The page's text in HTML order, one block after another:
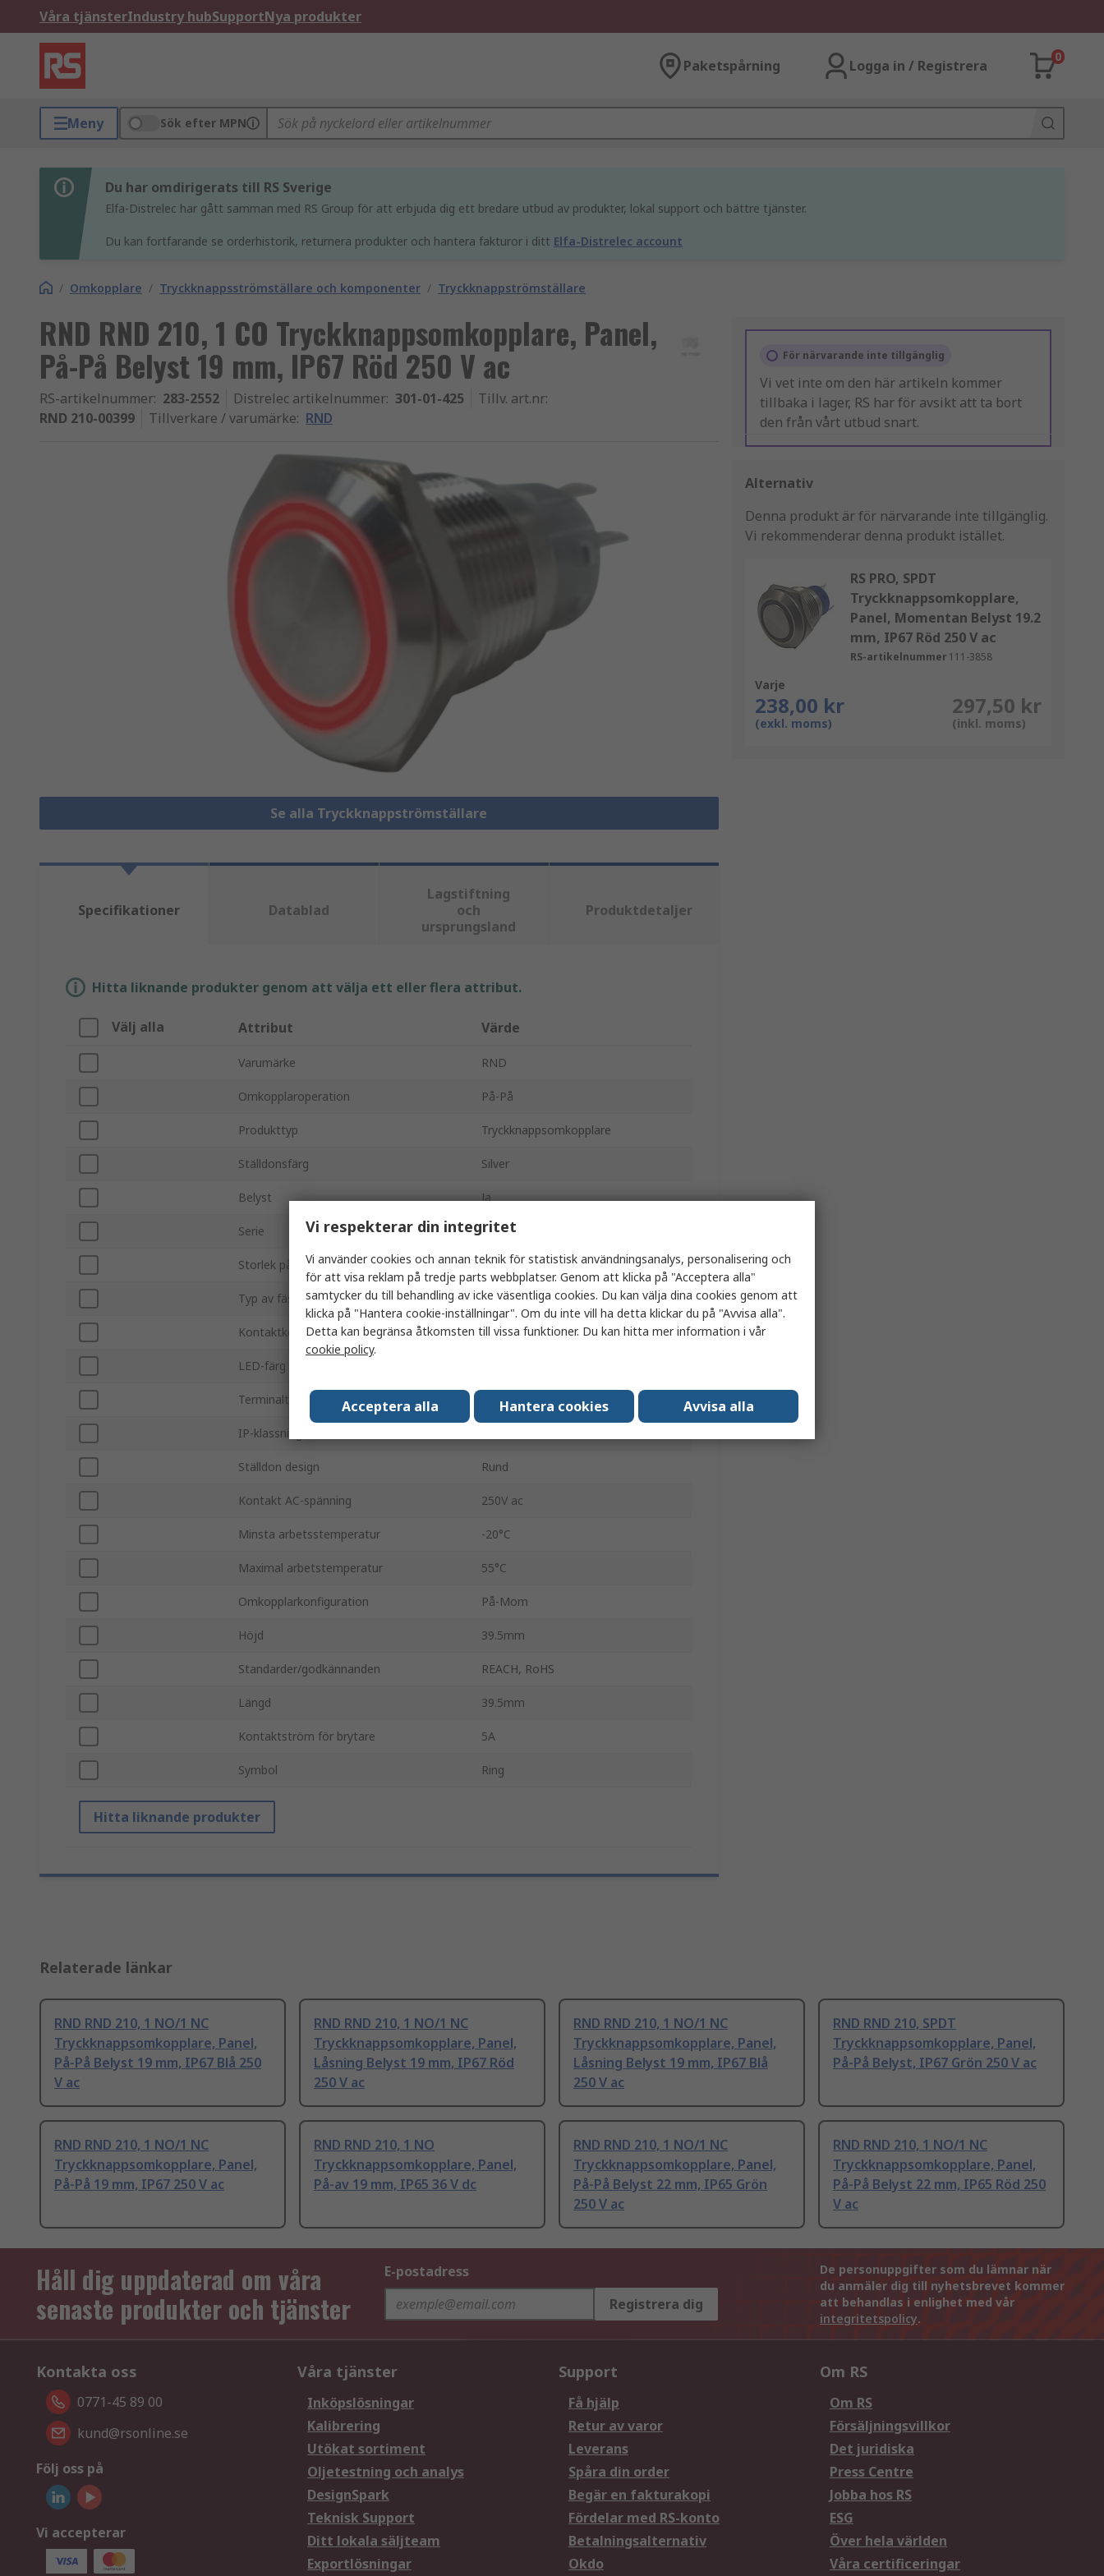
Våra tjänsterIndustry hubSupportNya produkter
Paketspårning Logga in / Registrera
0
Meny Sök efter MPN
Du har omdirigerats till RS Sverige
Elfa-Distrelec har gått samman med RS Group för att erbjuda dig ett bredare utbud av produkter, lokal support och bättre tjänster.
Du kan fortfarande se orderhistorik, returnera produkter och hantera fakturor i ditt Elfa-Distrelec account
/ Omkopplare / Tryckknappsströmställare och komponenter / Tryckknappströmställare
RND RND 210, 1 CO Tryckknappsomkopplare, Panel,
På-På Belyst 19 mm, IP67 Röd 250 V ac
RS-artikelnummer: 283-2552 Distrelec artikelnummer: 301-01-425 Tillv. art.nr:
RND 210-00399
Tillverkare / varumärke: RND
Se alla Tryckknappströmställare
För närvarande inte tillgänglig
Vi vet inte om den här artikeln kommer
tillbaka i lager, RS har för avsikt att ta bort
den från vårt utbud snart.
Alternativ
Denna produkt är för närvarande inte tillgänglig.
Vi rekommenderar denna produkt istället.
RS PRO, SPDT
Tryckknappsomkopplare,
Panel, Momentan Belyst 19.2
mm, IP67 Röd 250 V ac
RS-artikelnummer 111-3858
Varje
238,00 kr
(exkl. moms)
297,50 kr
(inkl. moms)
Specifikationer Datablad
Lagstiftning
och
ursprungsland
Produktdetaljer
Hitta liknande produkter genom att välja ett eller flera attribut.
Välj alla Attribut Värde
Varumärke RND
Omkopplaroperation På-På
Produkttyp Tryckknappsomkopplare
Ställdonsfärg Silver
Belyst Ja
Serie RND 210
Storlek på panelutskärning 19 mm
Typ av fäste Panel
Kontaktkonfiguration 1 CO
LED-färg
Terminaltyp Blad
IP-klassning
Ställdon design Rund
Kontakt AC-spänning 250V ac
Minsta arbetsstemperatur -20°C
Maximal arbetstemperatur 55°C
Omkopplarkonfiguration På-Mom
Höjd 39.5mm
Standarder/godkännanden REACH, RoHS
Längd 39.5mm
Kontaktström för brytare 5A
Symbol Ring
Hitta liknande produkter
Relaterade länkar
RND RND 210, 1 NO/1 NC
Tryckknappsomkopplare, Panel,
På-På Belyst 19 mm, IP67 Blå 250
V ac
RND RND 210, 1 NO/1 NC
Tryckknappsomkopplare, Panel,
Låsning Belyst 19 mm, IP67 Röd
250 V ac
RND RND 210, 1 NO/1 NC
Tryckknappsomkopplare, Panel,
Låsning Belyst 19 mm, IP67 Blå
250 V ac
RND RND 210, SPDT
Tryckknappsomkopplare, Panel,
På-På Belyst, IP67 Grön 250 V ac
RND RND 210, 1 NO/1 NC
Tryckknappsomkopplare, Panel,
På-På 19 mm, IP67 250 V ac
RND RND 210, 1 NO
Tryckknappsomkopplare, Panel,
På-av 19 mm, IP65 36 V dc
RND RND 210, 1 NO/1 NC
Tryckknappsomkopplare, Panel,
På-På Belyst 22 mm, IP65 Grön
250 V ac
RND RND 210, 1 NO/1 NC
Tryckknappsomkopplare, Panel,
På-På Belyst 22 mm, IP65 Röd 250
V ac
Håll dig uppdaterad om våra
senaste produkter och tjänster
E-postadress
Registrera dig
De personuppgifter som du lämnar när
du anmäler dig till nyhetsbrevet kommer
att behandlas i enlighet med vår
integritetspolicy.
Kontakta oss
0771-45 89 00
kund@rsonline.se
Följ oss på
Vi accepterar
Våra tjänster
Inköpslösningar
Kalibrering
Utökat sortiment
Oljetestning och analys
DesignSpark
Teknisk Support
Ditt lokala säljteam
Exportlösningar
Support
Få hjälp
Retur av varor
Leverans
Spåra din order
Begär en fakturakopi
Fördelar med RS-konto
Betalningsalternativ
Okdo
Om RS
Om RS
Försäljningsvillkor
Det juridiska
Press Centre
Jobba hos RS
ESG
Över hela världen
Våra certificeringar
Vi respekterar din integritet
Vi använder cookies och annan teknik för statistisk användningsanalys, personalisering och
för att visa reklam på tredje parts webbplatser. Genom att klicka på "Acceptera alla"
samtycker du till behandling av icke väsentliga cookies. Du kan välja dina cookies genom att
klicka på "Hantera cookie-inställningar". Om du inte vill ha detta klickar du på "Avvisa alla".
Detta kan begränsa åtkomsten till vissa funktioner. Du kan hitta mer information i vår
cookie policy.
Acceptera alla Hantera cookies Avvisa alla